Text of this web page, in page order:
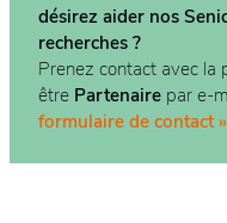
désirez aider nos
recherches ?
Prenez contact avec la
être Partenaire par e-
formulaire de contact »